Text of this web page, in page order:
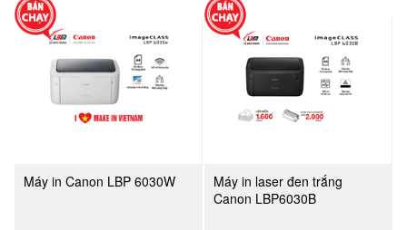
Máy in Canon LBP 6030W
Máy in laser đen trắng
Canon LBP6030B